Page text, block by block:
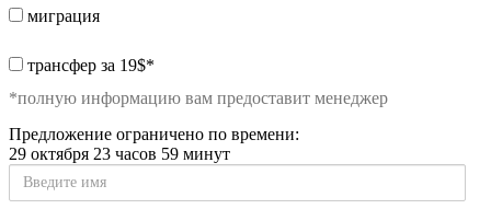
миграция
special_offer2
трансфер за 19$*
*полную информацию вам предоставит менеджер
Предложение ограничено по времени:
29 октября 23 часов 59 минут
Введите
имя